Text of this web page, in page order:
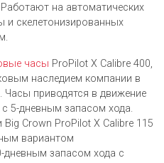
на автоматических
и скелетонизированных
часы ProPilot X Calibre 400,
наследием компании в
Часы приводятся в движение
5-дневным запасом хода.
Crown ProPilot X Calibre 115
вариантом
дневным запасом хода с